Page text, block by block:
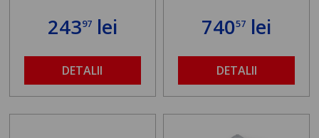
24397lei
DETALII
74057 lei
DETALII